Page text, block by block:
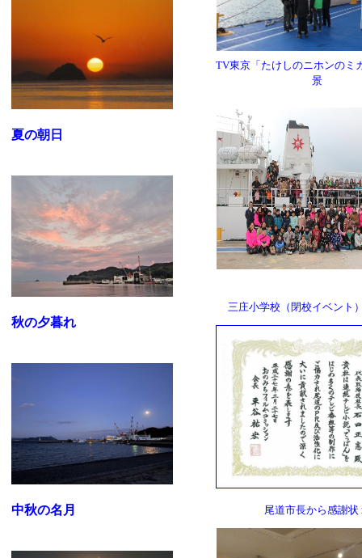
夏の朝日
秋の夕暮れ
中秋の名月
TV東京「たけしのニホンのミ
景
三庄小学校（閉校イベント
尾道市長から感謝状